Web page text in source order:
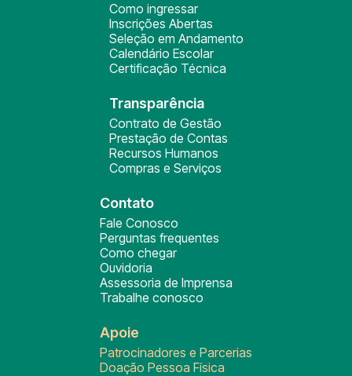
Como ingressar
Inscrições Abertas
Seleção em Andamento
Calendário Escolar
Certificação Técnica
Transparência
Contrato de Gestão
Prestação de Contas
Recursos Humanos
Compras e Serviços
Contato
Fale Conosco
Perguntas frequentes
Como chegar
Ouvidoria
Assessoria de Imprensa
Trabalhe conosco
Apoie
Patrocinadores e Parcerias
Doação Pessoa Física